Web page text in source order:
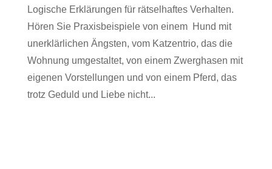
Logische Erklärungen für rätselhaftes Verhalten.
Hören Sie Praxisbeispiele von einem Hund mit
unerklärlichen Ängsten, vom Katzentrio, das die
Wohnung umgestaltet, von einem Zwerghasen mit
eigenen Vorstellungen und von einem Pferd, das
trotz Geduld und Liebe nicht...